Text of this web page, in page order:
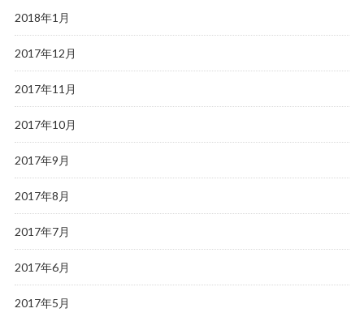
2018年1月
2017年12月
2017年11月
2017年10月
2017年9月
2017年8月
2017年7月
2017年6月
2017年5月